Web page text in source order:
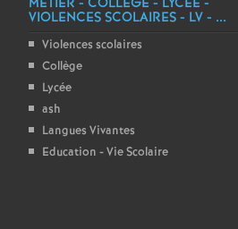
d
S
VIOLENCES SCOLAIRES - LV - ...
Violences scolaires
Collège
Lycée
ash
Langues Vivantes
Education - Vie Scolaire